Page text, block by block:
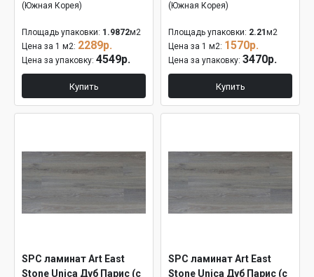
(Южная Корея)
Площадь упаковки: 1.9872м2
Цена за 1 м2: 2289р.
Цена за упаковку: 4549р.
Купить
(Южная Корея)
Площадь упаковки: 2.21 м2
Цена за 1 м2: 1570р.
Цена за упаковку: 3470р.
Купить
SPC ламинат Art East
Stone Unica Дуб Парис (с
SPC ламинат Art East
Stone Unica Дуб Парис (с